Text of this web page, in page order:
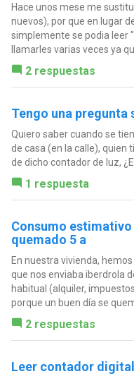
Hace unos mese me
nuevos), por que en lugar
simplemente se podia leer
llamarles varias veces ya
2 respuestas
Tengo una pregunta
Quiero saber cuando se
de casa (en la calle), quien
de dicho contador de luz,
1 respuesta
Consumo
quemado 5 a
En nuestra vivienda,
que nos enviaba iberdrola
habitual (alquiler,
porque un buen día se
2 respuestas
Leer contador